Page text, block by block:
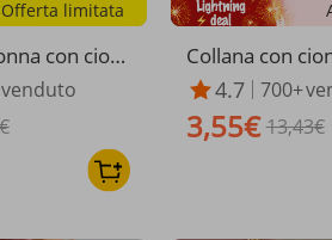
Offerta limitata
con cion
in otto
in oro ve
liscio, 26 le
venduto
Collana con
ma di croce in
rsiato in rame
mplice, casual,
4.7 700+
3,55€ 13,43€